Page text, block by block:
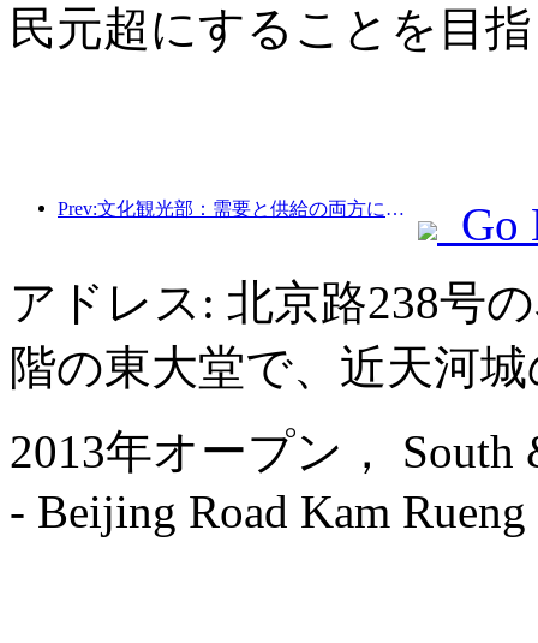
民元超にすることを目
Prev:文化観光部：需要と供給の両方に焦点を当て、文化と観光の消費活動と旅行を指導します。
Go
アドレス: 北京路238号
階の東大堂で、近天河
2013年オープン， South
- Beijing Road Kam Rueng